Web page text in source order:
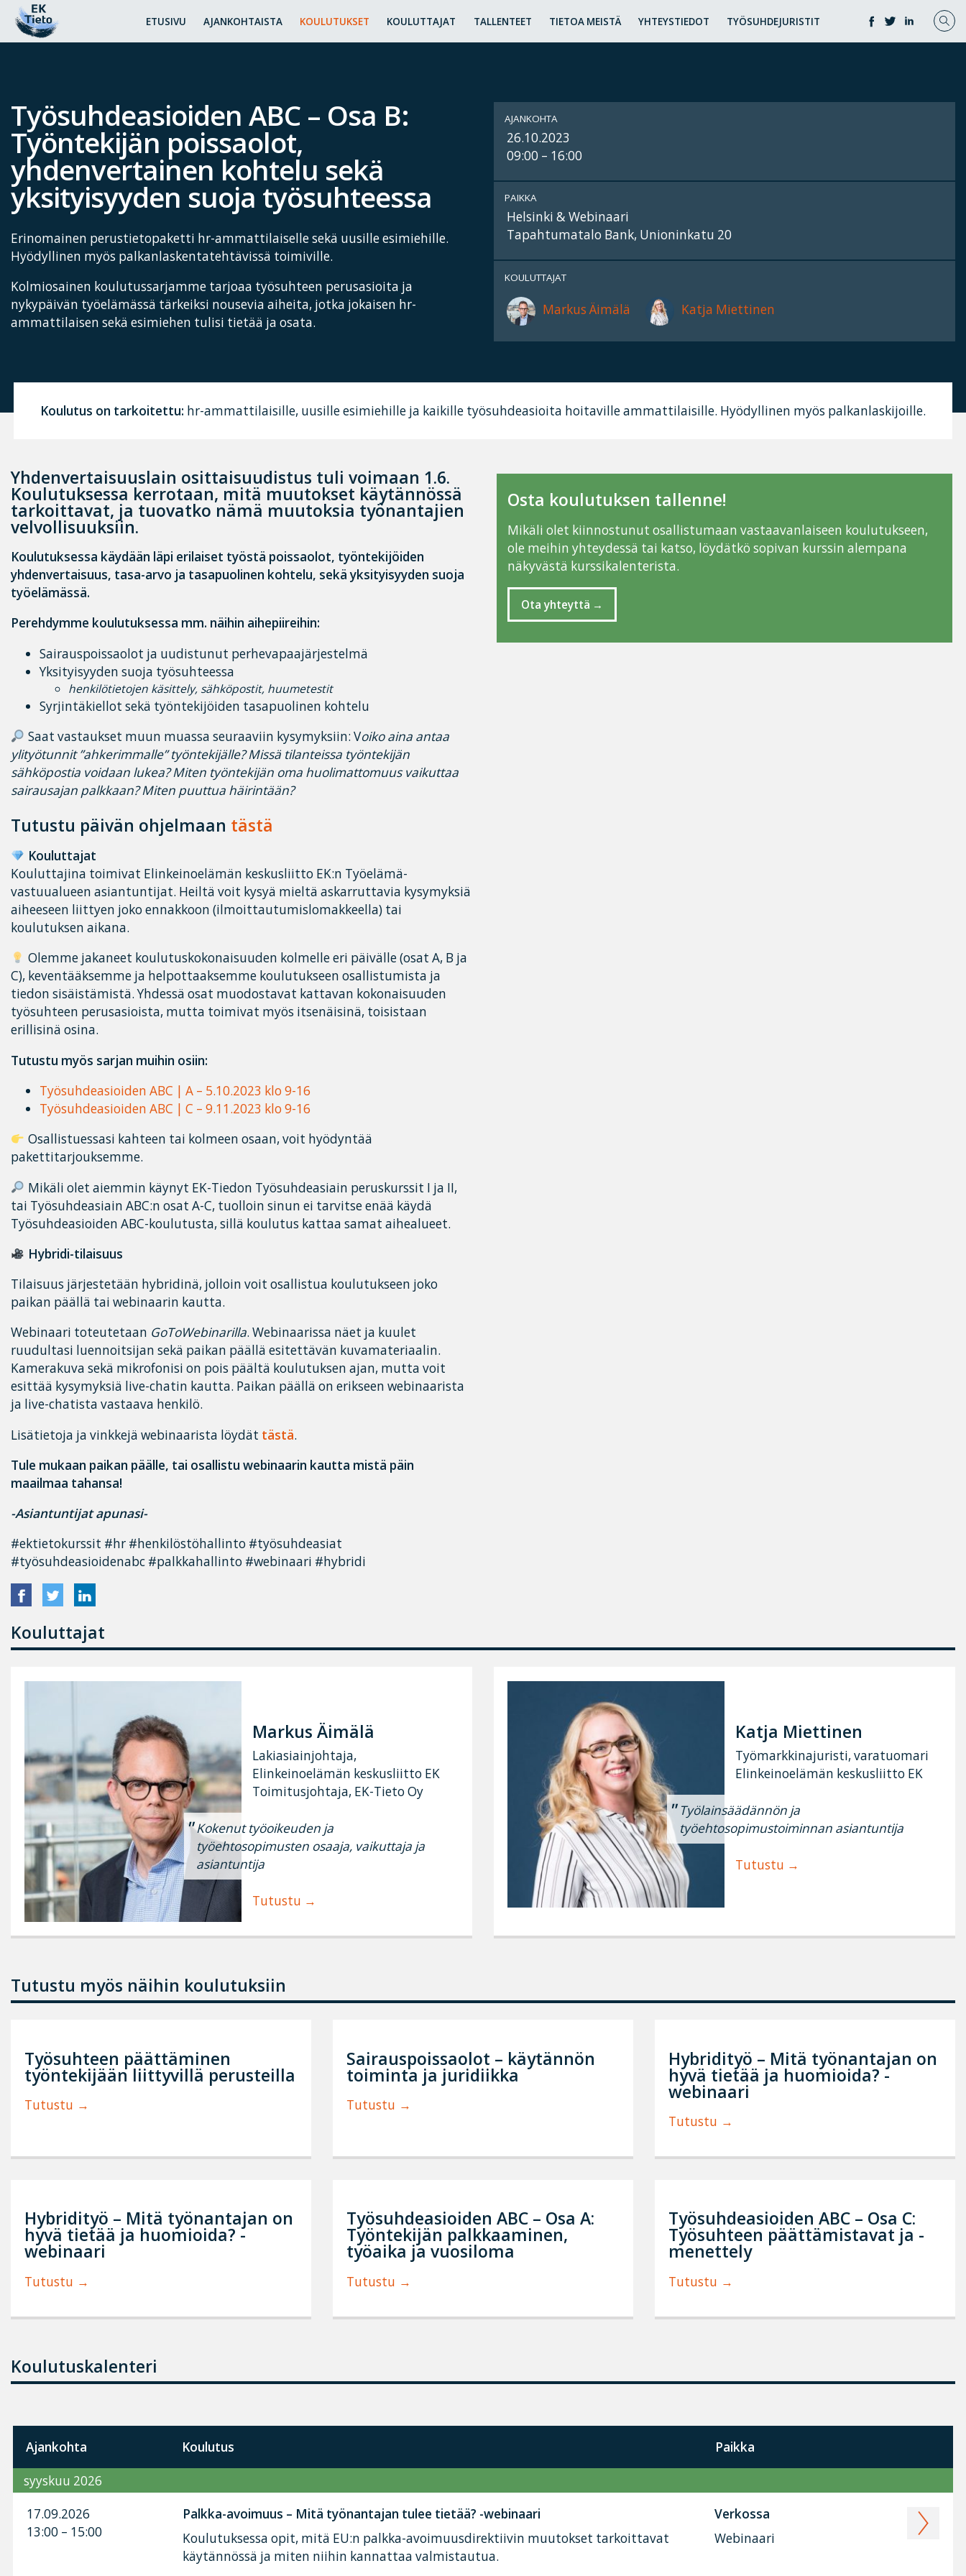
ETUSIVU AJANKOHTAISTA KOULUTUKSET KOULUTTAJAT TALLENTEET TIETOA MEISTÄ YHTEYSTIEDOT TYÖSUHDEJURISTIT
Työsuhdeasioiden ABC – Osa B:
Työntekijän poissaolot,
yhdenvertainen kohtelu sekä
yksityisyyden suoja työsuhteessa
Erinomainen perustietopaketti hr-ammattilaiselle sekä uusille esimiehille.
Hyödyllinen myös palkanlaskentatehtävissä toimiville.
Kolmiosainen koulutussarjamme tarjoaa työsuhteen perusasioita ja
nykypäivän työelämässä tärkeiksi nousevia aiheita, jotka jokaisen hr-
ammattilaisen sekä esimiehen tulisi tietää ja osata.
AJANKOHTA
26.10.2023
09:00 – 16:00
PAIKKA
Helsinki & Webinaari
Tapahtumatalo Bank, Unioninkatu 20
KOULUTTAJAT
Markus Äimälä Katja Miettinen
Koulutus on tarkoitettu: hr-ammattilaisille, uusille esimiehille ja kaikille työsuhdeasioita hoitaville ammattilaisille. Hyödyllinen myös palkanlaskijoille.
Yhdenvertaisuuslain osittaisuudistus tuli voimaan 1.6.
Koulutuksessa kerrotaan, mitä muutokset käytännössä
tarkoittavat, ja tuovatko nämä muutoksia työnantajien
velvollisuuksiin.
Koulutuksessa käydään läpi erilaiset työstä poissaolot, työntekijöiden
yhdenvertaisuus, tasa-arvo ja tasapuolinen kohtelu, sekä yksityisyyden suoja
työelämässä.
Perehdymme koulutuksessa mm. näihin aihepiireihin:
Sairauspoissaolot ja uudistunut perhevapaajärjestelmä
Yksityisyyden suoja työsuhteessa
henkilötietojen käsittely, sähköpostit, huumetestit
Syrjintäkiellot sekä työntekijöiden tasapuolinen kohtelu
Saat vastaukset muun muassa seuraaviin kysymyksiin: Voiko aina antaa
ylityötunnit ”ahkerimmalle” työntekijälle? Missä tilanteissa työntekijän
sähköpostia voidaan lukea? Miten työntekijän oma huolimattomuus vaikuttaa
sairausajan palkkaan? Miten puuttua häirintään?
Tutustu päivän ohjelmaan tästä
Kouluttajat
Kouluttajina toimivat Elinkeinoelämän keskusliitto EK:n Työelämä-
vastuualueen asiantuntijat. Heiltä voit kysyä mieltä askarruttavia kysymyksiä
aiheeseen liittyen joko ennakkoon (ilmoittautumislomakkeella) tai
koulutuksen aikana.
Olemme jakaneet koulutuskokonaisuuden kolmelle eri päivälle (osat A, B ja
C), keventääksemme ja helpottaaksemme koulutukseen osallistumista ja
tiedon sisäistämistä. Yhdessä osat muodostavat kattavan kokonaisuuden
työsuhteen perusasioista, mutta toimivat myös itsenäisinä, toisistaan
erillisinä osina.
Tutustu myös sarjan muihin osiin:
Työsuhdeasioiden ABC | A – 5.10.2023 klo 9-16
Työsuhdeasioiden ABC | C – 9.11.2023 klo 9-16
Osallistuessasi kahteen tai kolmeen osaan, voit hyödyntää
pakettitarjouksemme.
Mikäli olet aiemmin käynyt EK-Tiedon Työsuhdeasiain peruskurssit I ja II,
tai Työsuhdeasiain ABC:n osat A-C, tuolloin sinun ei tarvitse enää käydä
Työsuhdeasioiden ABC-koulutusta, sillä koulutus kattaa samat aihealueet.
Hybridi-tilaisuus
Tilaisuus järjestetään hybridinä, jolloin voit osallistua koulutukseen joko
paikan päällä tai webinaarin kautta.
Webinaari toteutetaan GoToWebinarilla. Webinaarissa näet ja kuulet
ruudultasi luennoitsijan sekä paikan päällä esitettävän kuvamateriaalin.
Kamerakuva sekä mikrofonisi on pois päältä koulutuksen ajan, mutta voit
esittää kysymyksiä live-chatin kautta. Paikan päällä on erikseen webinaarista
ja live-chatista vastaava henkilö.
Lisätietoja ja vinkkejä webinaarista löydät tästä.
Tule mukaan paikan päälle, tai osallistu webinaarin kautta mistä päin
maailmaa tahansa!
-Asiantuntijat apunasi-
#ektietokurssit #hr #henkilöstöhallinto #työsuhdeasiat
#työsuhdeasioidenabc #palkkahallinto #webinaari #hybridi
Osta koulutuksen tallenne!
Mikäli olet kiinnostunut osallistumaan vastaavanlaiseen koulutukseen,
ole meihin yhteydessä tai katso, löydätkö sopivan kurssin alempana
näkyvästä kurssikalenterista.
Ota yhteyttä
Kouluttajat
Markus Äimälä
Lakiasiainjohtaja,
Elinkeinoelämän keskusliitto EK
Toimitusjohtaja, EK-Tieto Oy
Kokenut työoikeuden ja
työehtosopimusten osaaja, vaikuttaja ja
asiantuntija
Tutustu
Katja Miettinen
Työmarkkinajuristi, varatuomari
Elinkeinoelämän keskusliitto EK
Työlainsäädännön ja
työehtosopimustoiminnan asiantuntija
Tutustu
Tutustu myös näihin koulutuksiin
Työsuhteen päättäminen
työntekijään liittyvillä perusteilla
Tutustu
Sairauspoissaolot – käytännön
toiminta ja juridiikka
Tutustu
Hybridityö – Mitä työnantajan on
hyvä tietää ja huomioida? -
webinaari
Tutustu
Hybridityö – Mitä työnantajan on
hyvä tietää ja huomioida? -
webinaari
Tutustu
Työsuhdeasioiden ABC – Osa A:
Työntekijän palkkaaminen,
työaika ja vuosiloma
Tutustu
Työsuhdeasioiden ABC – Osa C:
Työsuhteen päättämistavat ja -
menettely
Tutustu
Koulutuskalenteri
Ajankohta Koulutus Paikka
syyskuu 2026
17.09.2026
13:00 – 15:00
Palkka-avoimuus – Mitä työnantajan tulee tietää? -webinaari
Koulutuksessa opit, mitä EU:n palkka-avoimuusdirektiivin muutokset tarkoittavat
käytännössä ja miten niihin kannattaa valmistautua.
Verkossa
Webinaari